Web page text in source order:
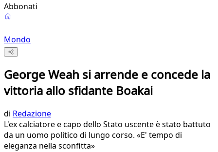
Abbonati
Mondo
George Weah si arrende e concede la
vittoria allo sfidante Boakai
di Redazione
L'ex calciatore e capo dello Stato uscente è stato battuto
da un uomo politico di lungo corso. «E' tempo di
eleganza nella sconfitta»